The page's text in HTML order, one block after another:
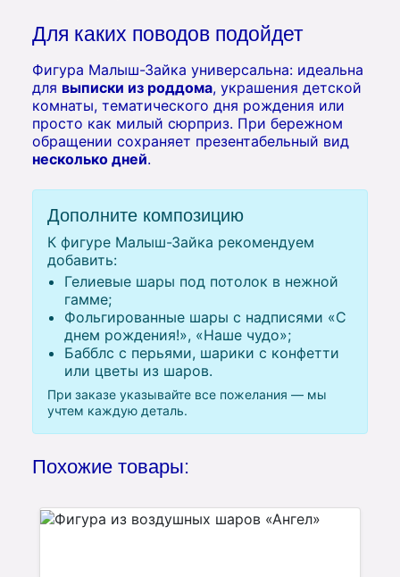
Для каких поводов подойдет
Фигура Малыш-Зайка универсальна: идеальна
для выписки из роддома, украшения детской
комнаты, тематического дня рождения или
просто как милый сюрприз. При бережном
обращении сохраняет презентабельный вид
несколько дней.
Дополните композицию
К фигуре Малыш-Зайка рекомендуем
добавить:
Гелиевые шары под потолок в нежной
гамме;
Фольгированные шары с надписями «С
днем рождения!», «Наше чудо»;
Бабблс с перьями, шарики с конфетти
или цветы из шаров.
При заказе указывайте все пожелания — мы
учтем каждую деталь.
Похожие товары: